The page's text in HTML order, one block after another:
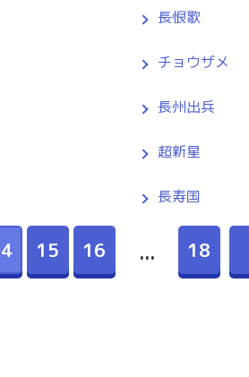
長恨歌
チョウザメ
長州出兵
超新星
長寿国
15 16 ... 18